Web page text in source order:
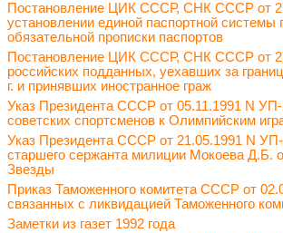
Постановление ЦИК СССР, СНК СССР от
установлении единой паспортной
обязательной прописки паспортов
Постановление ЦИК СССР, СНК СССР от
российских подданных, уехавших за
г. и принявших иностранное граж
Указ Президента СССР от 05.11.1991 N УП-
советских спортсменов к Олимпийским
Указ Президента СССР от 21.05.1991 N
старшего сержанта милиции Мокоева Д.Б.
Звезды
Приказ Таможенного комитета СССР от
связанных с ликвидацией Таможенного
Заметки из газет 1992 года